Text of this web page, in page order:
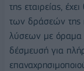
της εταιρείας,
των δράσεών της
λύσεων με όραμα
δέσμευσή για